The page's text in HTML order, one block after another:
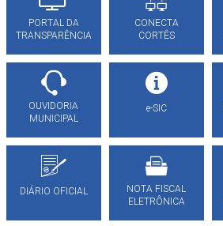
PORTAL DA
TRANSPARÊNCIA
CONECTA
CORTÊS
OUVIDORIA
MUNICIPAL
e-SIC
DIÁRIO OFICIAL
NOTA FISCAL
ELETRÔNICA